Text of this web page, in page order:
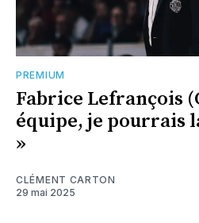
PREMIUM
Fabrice Lefrançois
équipe, je pourrais
»
CLÉMENT CARTON
29 mai 2025